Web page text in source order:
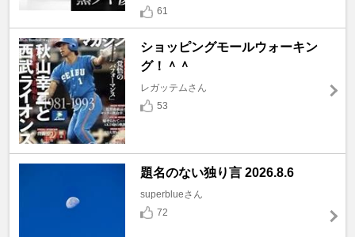
61
ショッピングモールウォーキン
グ！＾＾
レガッテムさん
53
題名のない独り言 2026.8.6
superblueさん
72